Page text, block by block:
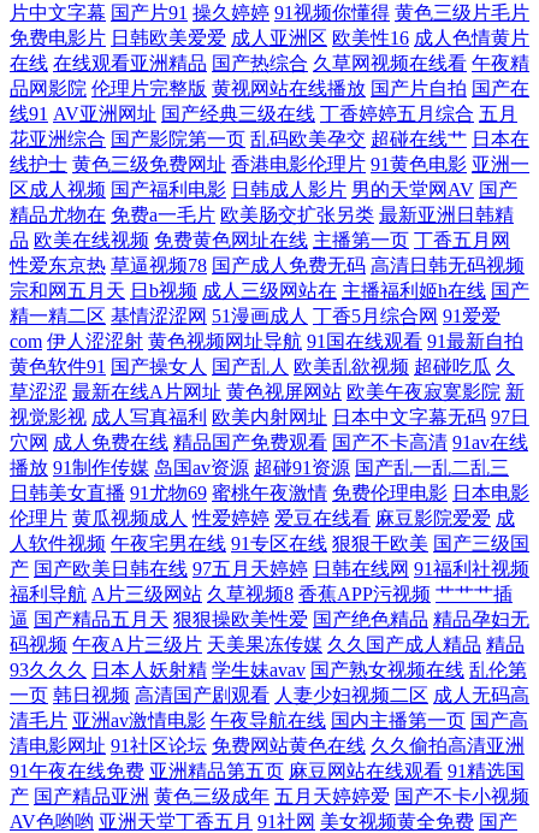
国产熟女精品一区桃花 正规的股票配资 欧美色图91传媒 国产高清毛卡片
亚洲三级一区 免费高清观看 www黄色片91 四房五月激情网 国产在线视频
在线直播 这里只有精品99 欧美最猛黑 成人久久免费的 五月天性生活 激情
亚洲一区二区三区 91超在线视频 日本japa 国产经典三级在线免 亚洲涩涩
涩 蜜臀99超碰 超碰热99 天美传媒妇乱 韩国成人A级av 91爱国国产精品 日
本在线观看亚洲天堂 国产又黄又爽又 这里在线观看 欧洲精品欧美精品 国
产91高清在线免费 丰满的妽妽 亚洲国产一区 91伊人久热精品午夜 最好看
的2018 亚洲宗和自拍 日韩欧美中文字幕 我的极品老师在线观看 91啦在 国
产成人黄色在线 优青青在 日本女优天堂一二三区中文字幕久久 国产一区
在线播放 97人洗澡人人澡人 自拍乱伦欧美高清 久草在线视频免费福利 伊
人成人在线 美女露1 av男女激情 欧美精品高清无码 自拍国语日韩欧美 九
一人人干 亚洲综合另类小说专区 蜜芽性爱亚洲 av网站的免费观看 欧美亚
黄色人a片 在线电影 国产精品天天 欧洲精品视频一二三区 夜夜未满十八
国产精品视频500部 人人澡精品超碰 中文字幕日韩在线 国产日本亚洲mv
片中文字幕 国产片91 操久婷婷 91视频你懂得 黄色三级片毛片
免费电影片 日韩欧美爱爱 成人亚洲区 欧美性16 成人色情黄片
在线 在线观看亚洲精品 国产热综合 久草网视频在线看 午夜精
品网影院 伦理片完整版 黄视网站在线播放 国产片自拍 国产在
线91 AV亚洲网址 国产经典三级在线 丁香婷婷五月综合 五月
花亚洲综合 国产影院第一页 乱码欧美孕交 超碰在线艹 日本在
线护士 黄色三级免费网址 香港电影伦理片 91黄色电影 亚洲一
区成人视频 国产福利电影 日韩成人影片 男的天堂网AV 国产
精品尤物在 免费a一毛片 欧美肠交扩张另类 最新亚洲日韩精
品 欧美在线视频 免费黄色网址在线 主播第一页 丁香五月网
性爱东京热 草逼视频78 国产成人免费无码 高清日韩无码视频
宗和网五月天 日b视频 成人三级网站在 主播福利姬h在线 国产
精一精二区 基情涩涩网 51漫画成人 丁香5月综合网 91爱爱
com 伊人涩涩射 黄色视频网址导航 91国在线观看 91最新自拍
黄色软件91 国产操女人 国产乱人 欧美乱欲视频 超碰吃瓜 久
草涩涩 最新在线A片网址 黄色视屏网站 欧美午夜寂寞影院 新
视觉影视 成人写真福利 欧美内射网址 日本中文字幕无码 97日
穴网 成人免费在线 精品国产免费观看 国产不卡高清 91av在线
播放 91制作传媒 岛国av资源 超碰91资源 国产乱一乱二乱三
日韩美女直播 91尤物69 蜜桃午夜激情 免费伦理电影 日本电影
伦理片 黄瓜视频成人 性爱婷婷 爱豆在线看 麻豆影院爱爱 成
人软件视频 午夜宅男在线 91专区在线 狠狠干欧美 国产三级国
产 国产欧美日韩在线 97五月天婷婷 日韩在线网 91福利社视频
福利导航 A片三级网站 久草视频8 香蕉APP污视频 艹艹艹插
逼 国产精品五月天 狠狠操欧美性爱 国产绝色精品 精品孕妇无
码视频 午夜A片三级片 天美果冻传媒 久久国产成人精品 精品
93久久久
日本人妖射精 学生妹avav 国产熟女视频在线 乱伦第
一页 韩日视频 高清国产剧观看 人妻少妇视频二区 成人无码高
清毛片 亚洲av激情电影 午夜导航在线 国内主播第一页 国产高
清电影网址 91社区论坛 免费网站黄色在线 久久偷拍高清亚洲
91午夜在线免费 亚洲精品第五页 麻豆网站在线观看 91精选国
产 国产精品亚洲 黄色三级成年 五月天婷婷爱 国产不卡小视频
AV色哟哟 亚洲天堂丁香五月 91社网 美女视频黄全免费 国产